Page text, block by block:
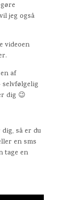
jeg også
videoen
af
dig 😉
så er du
en sms
tage en